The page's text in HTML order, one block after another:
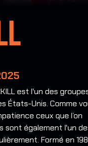
est l'un des
États-Unis. Comme
ceux que l’on
sont également l'un
Formé en